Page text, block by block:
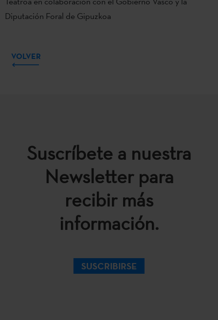
Diputación Foral de Gipuzkoa
VOLVER
Suscríbete a nuestra
Newsletter para
recibir más
información.
SUSCRIBIRSE